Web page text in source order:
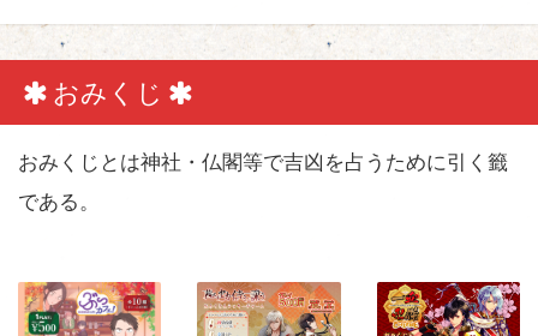
おみくじ
おみくじとは神社・仏閣等で吉凶を占うために引く籤
である。